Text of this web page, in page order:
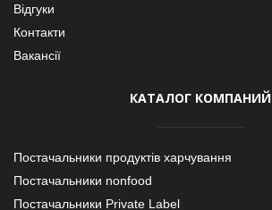
Відгуки
Контакти
Вакансії
КАТАЛОГ КОМПАНИЙ
Постачальники продуктів харчування
Постачальники nonfood
Постачальники Private Label